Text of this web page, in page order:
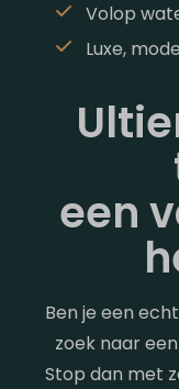
Volop
Luxe,
een
Ben je een
zoek naar een
Stop dan met